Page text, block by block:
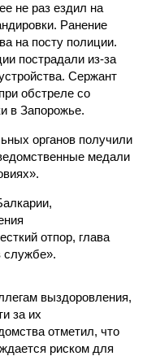
не раз ездил на
Ранение
на посту полиции.
пострадали из-за
Сержант
обстреле со
в Запорожье.
органов получили
медали
отпор, глава
службе».
выздоровления,
за их
отметил, что
риском для